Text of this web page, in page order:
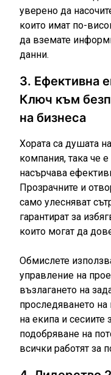
уверено да
които имат по-
да вземате
данни.
3. Ефективна
Ключ към
на бизнеса
Хората са душата
компания, така че
насърчава
Прозрачните и
само улесняват
гарантират за
които могат да
Обмислете
управление на
възлагането на
проследяването
на екипа и сесиите
подобряване на
всички работят за